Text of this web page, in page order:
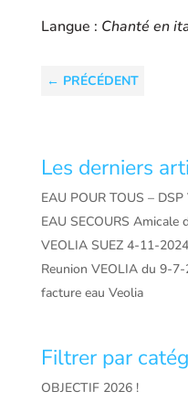
Langue : Chanté en
← PRÉCÉDENT
Les derniers
EAU POUR TOUS –
EAU SECOURS Amicale
VEOLIA SUEZ 4-11-
Reunion VEOLIA du 9-
facture eau Veolia
Filtrer par
OBJECTIF 2026 !